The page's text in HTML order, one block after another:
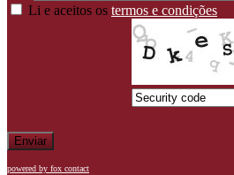
Li e aceitos os termos e condições
Enviar
powered by fox contact